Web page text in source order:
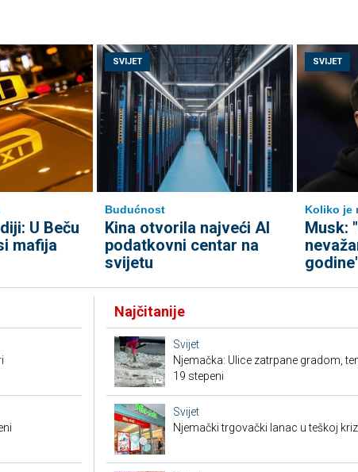
U Beču
mafija
SVIJET
Budućnost
Kina otvorila najveći AI
podatkovni centar na
svijetu
SVIJET
Koliko je
Musk:
Najčitanije
Svijet
Njemačka: Ulice zatrpane gradom,
19 stepeni
Svijet
Njemački trgovački lanac u teškoj